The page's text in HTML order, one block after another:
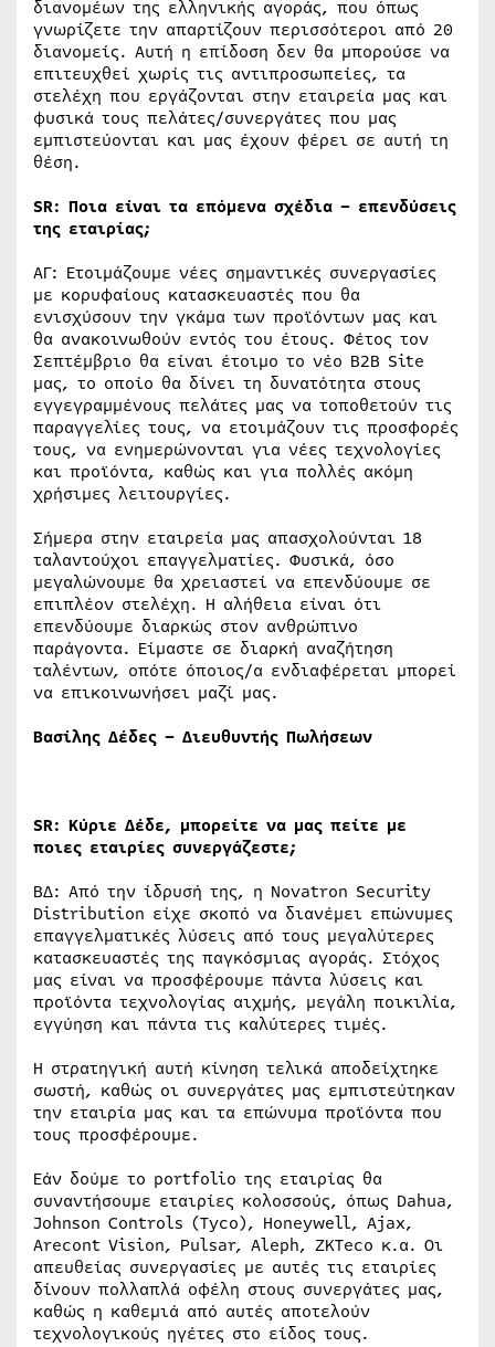
διανομέων της ελληνικής αγοράς, που όπως
γνωρίζετε την απαρτίζουν περισσότεροι από 20
διανομείς. Αυτή η επίδοση δεν θα μπορούσε να
επιτευχθεί χωρίς τις αντιπροσωπείες, τα
στελέχη που εργάζονται στην εταιρεία μας και
φυσικά τους πελάτες/συνεργάτες που μας
εμπιστεύονται και μας έχουν φέρει σε αυτή τη
θέση.
SR: Ποια είναι τα επόμενα σχέδια – επενδύσεις
της εταιρίας;
ΑΓ: Ετοιμάζουμε νέες σημαντικές συνεργασίες
με κορυφαίους κατασκευαστές που θα
ενισχύσουν την γκάμα των προϊόντων μας και
θα ανακοινωθούν εντός του έτους. Φέτος τον
Σεπτέμβριο θα είναι έτοιμο το νέο B2B Site
μας, το οποίο θα δίνει τη δυνατότητα στους
εγγεγραμμένους πελάτες μας να τοποθετούν τις
παραγγελίες τους, να ετοιμάζουν τις προσφορές
τους, να ενημερώνονται για νέες τεχνολογίες
και προϊόντα, καθώς και για πολλές ακόμη
χρήσιμες λειτουργίες.
Σήμερα στην εταιρεία μας απασχολούνται 18
ταλαντούχοι επαγγελματίες. Φυσικά, όσο
μεγαλώνουμε θα χρειαστεί να επενδύουμε σε
επιπλέον στελέχη. Η αλήθεια είναι ότι
επενδύουμε διαρκώς στον ανθρώπινο
παράγοντα. Είμαστε σε διαρκή αναζήτηση
ταλέντων, οπότε όποιος/α ενδιαφέρεται μπορεί
να επικοινωνήσει μαζί μας.
Βασίλης Δέδες – Διευθυντής Πωλήσεων
SR: Κύριε Δέδε, μπορείτε να μας πείτε με
ποιες εταιρίες συνεργάζεστε;
ΒΔ: Από την ίδρυσή της, η Novatron Security
Distribution είχε σκοπό να διανέμει επώνυμες
επαγγελματικές λύσεις από τους μεγαλύτερες
κατασκευαστές της παγκόσμιας αγοράς. Στόχος
μας είναι να προσφέρουμε πάντα λύσεις και
προϊόντα τεχνολογίας αιχμής, μεγάλη ποικιλία,
εγγύηση και πάντα τις καλύτερες τιμές.
Η στρατηγική αυτή κίνηση τελικά αποδείχτηκε
σωστή, καθώς οι συνεργάτες μας εμπιστεύτηκαν
την εταιρία μας και τα επώνυμα προϊόντα που
τους προσφέρουμε.
Εάν δούμε το portfolio της εταιρίας θα
συναντήσουμε εταιρίες κολοσσούς, όπως Dahua,
Johnson Controls (Tyco), Honeywell, Ajax,
Arecont Vision, Pulsar, Aleph, ZKTeco κ.α. Οι
απευθείας συνεργασίες με αυτές τις εταιρίες
δίνουν πολλαπλά οφέλη στους συνεργάτες μας,
καθώς η καθεμιά από αυτές αποτελούν
τεχνολογικούς ηγέτες στο είδος τους.